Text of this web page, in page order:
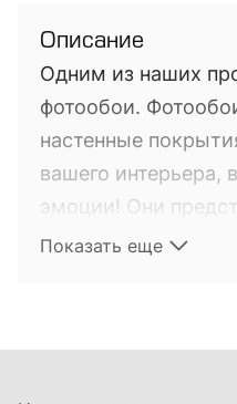
Описание
Одним из наших
фотообои.
настенные
вашего интерьера,
эмоции! Они
фотопечать на
Показать еще